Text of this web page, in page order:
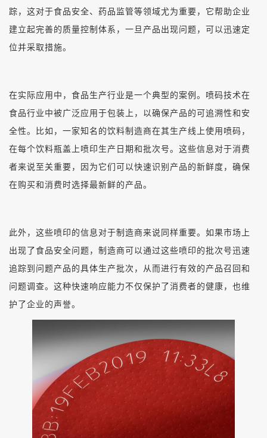
踪，这对于食品安全、药品监管等领域尤为重要，它帮助企业
建立起完善的质量控制体系，一旦产品出现问题，可以迅速定
位并采取措施。
在实际应用中，食品生产行业是一个典型的案例。喷码技术在
食品行业中被广泛应用于包装上，以确保产品的可追溯性和安
全性。比如，一家知名的饮料制造商在其生产线上使用喷码，
在每个饮料瓶盖上喷印生产日期和批次号。这些信息对于消费
者来说至关重要，因为它们可以快速识别产品的新鲜度，确保
在购买和消费时选择最新鲜的产品。
此外，这些喷印的信息对于制造商来说同样重要。如果市场上
出现了食品安全问题，制造商可以通过这些喷印的批次号迅速
追踪到问题产品的具体生产批次，从而进行有效的产品召回和
问题调查。这种快速响应能力不仅保护了消费者的健康，也维
护了企业的声誉。